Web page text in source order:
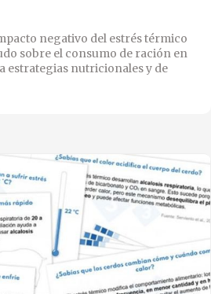
negativo del estrés térmico
sobre el consumo de ración en
estrategias nutricionales y de